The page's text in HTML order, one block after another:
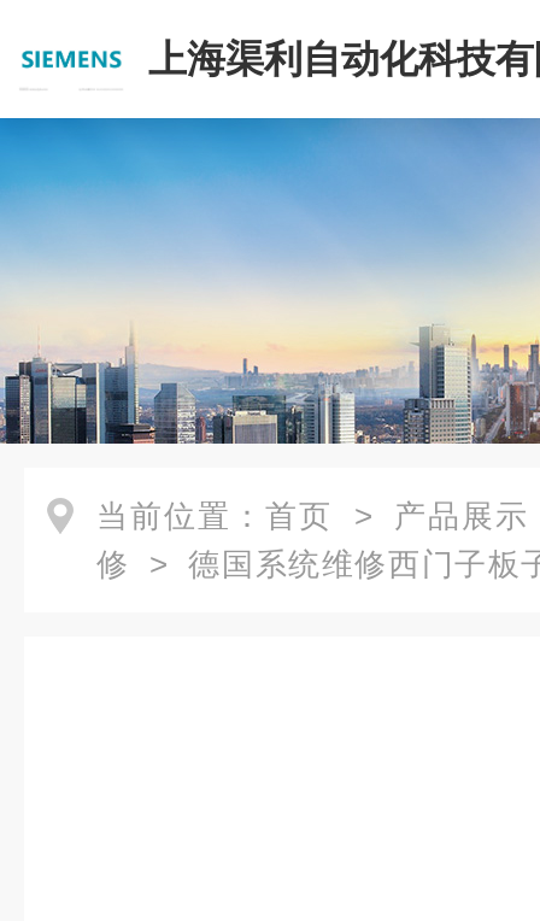
上海渠利自动化科技
当前位置： 首页 > 产品展示
修 > 德国系统维修西门子板